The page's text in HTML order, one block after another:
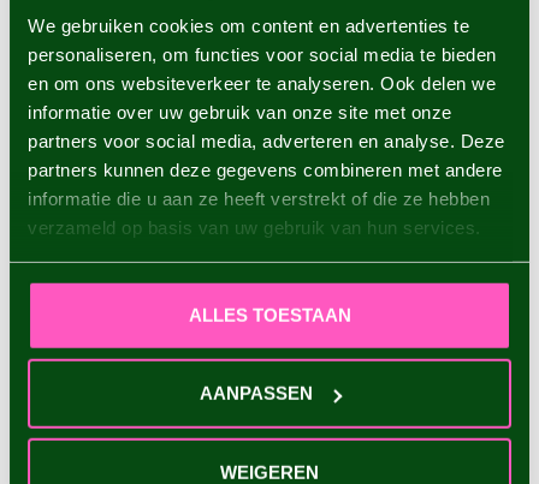
We gebruiken cookies om content en advertenties te
personaliseren, om functies voor social media te bieden
en om ons websiteverkeer te analyseren. Ook delen we
informatie over uw gebruik van onze site met onze
partners voor social media, adverteren en analyse. Deze
partners kunnen deze gegevens combineren met andere
informatie die u aan ze heeft verstrekt of die ze hebben
verzameld op basis van uw gebruik van hun services.
ALLES TOESTAAN
AANPASSEN
WEIGEREN